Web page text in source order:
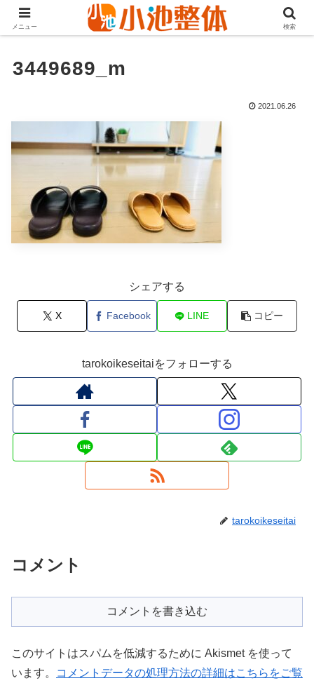
ＪＲ山手線高田馬場駅より徒歩3分・早稲田・新大久保からも至近
3449689_m
2021.06.26
シェアする
X Facebook LINE コピー
tarokoikeseitaiをフォローする
tarokoikeseitai
コメント
コメントを書き込む
このサイトはスパムを低減するために Akismet を使って
います。
コメントデータの処理方法の詳細はこちらをご覧
メニュー 検索